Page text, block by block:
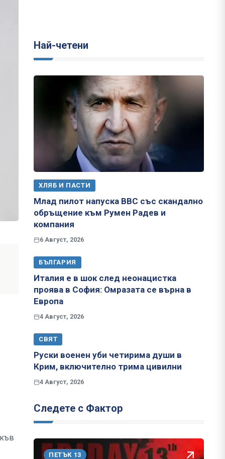
Най-четени
ХЛЯБ И ПАСТИ
Млад пилот напуска ВВС със скандално
обръщение към Румен Радев и
компания
6 Август, 2026
БЪЛГАРИЯ
Италия е в шок след неонацистка
проява в София: Омразата се върна в
Европа
4 Август, 2026
СВЯТ
Руски военен уби четирима души в
Крим, включително трима цивилни
4 Август, 2026
Следете с Фактор
ПЕТЪК 13